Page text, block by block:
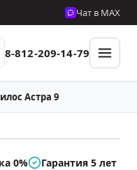
Чат в MAX
8-812-209-14-79
Астра 9
В наличии
0% Гарантия 5 лет